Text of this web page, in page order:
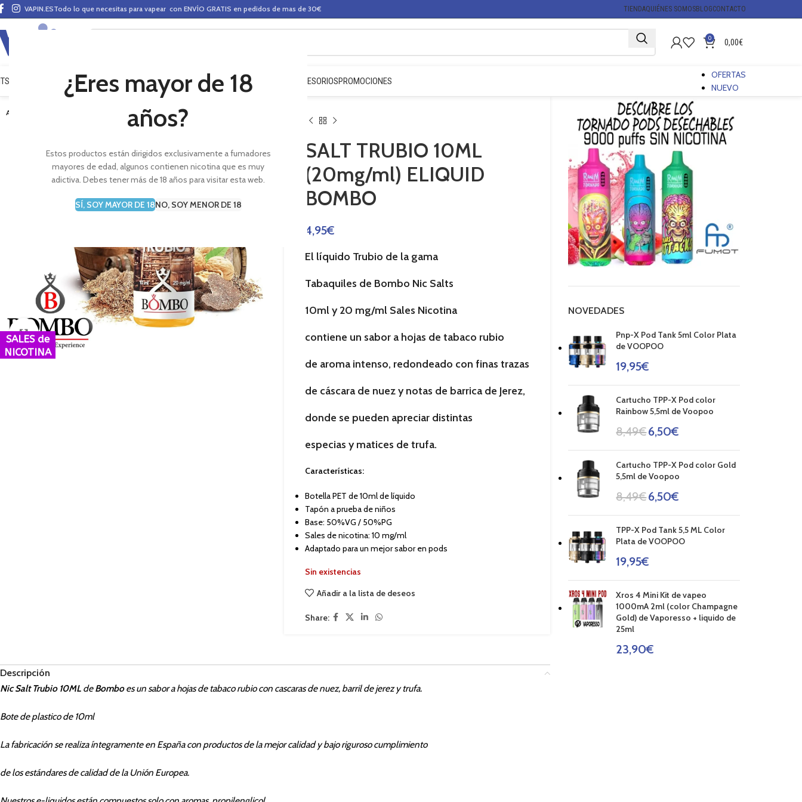
¿Eres mayor de 18
años?
Estos productos están dirigidos exclusivamente a fumadores
mayores de edad, algunos contienen nicotina que es muy
adictiva. Debes tener más de 18 años para visitar esta web.
SÍ, SOY MAYOR DE 18NO, SOY MENOR DE 18
VAPIN.ESTodo lo que necesitas para vapear con ENVÍO GRATIS en pedidos de mas de 30€ TIENDAQUIÉNES SOMOSBLOGCONTACTO
0 0,00€
VAPEO MODS CLAROMIZADORES BASES Y AROMAS (ALQUIMIA) ACCESORIOSPROMOCIONES
OFERTAS
NUEVO
AGOTADO
Haga Click para agrandar
SALES de
NICOTINA
SALT TRUBIO 10ML
(20mg/ml) ELIQUID
BOMBO
4,95€
El líquido Trubio de la gama
Tabaquiles de Bombo Nic Salts
10ml y 20 mg/ml Sales Nicotina
contiene un sabor a hojas de tabaco rubio
de aroma intenso, redondeado con finas trazas
de cáscara de nuez y notas de barrica de Jerez,
donde se pueden apreciar distintas
especias y matices de trufa.
Características:
Botella PET de 10ml de líquido
Tapón a prueba de niños
Base: 50%VG / 50%PG
Sales de nicotina: 10 mg/ml
Adaptado para un mejor sabor en pods
Sin existencias
Añadir a la lista de deseos
Share:
Descripción
Nic Salt Trubio 10ML deBomboes un sabor a hojas de tabaco rubio con cascaras de nuez, barril de jerez y trufa.
Bote de plastico de 10ml
La fabricación se realiza íntegramente en España con productos de la mejor calidad y bajo riguroso cumplimiento
de los estándares de calidad de la Unión Europea.
NOVEDADES
Pnp-X Pod Tank 5ml Color Plata
de VOOPOO
19,95€
Cartucho TPP-X Pod color
Rainbow 5,5ml de Voopoo
8,49€6,50€
Cartucho TPP-X Pod color Gold
5,5ml de Voopoo
8,49€6,50€
TPP-X Pod Tank 5,5 ML Color
Plata de VOOPOO
19,95€
Xros 4 Mini Kit de vapeo
1000mA 2ml (color Champagne
Gold) de Vaporesso + liquido de
25ml
23,90€